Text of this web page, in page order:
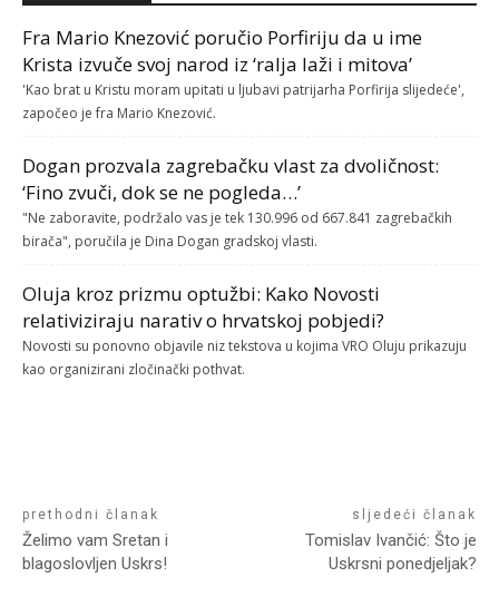
Fra Mario Knezović poručio Porfiriju da u ime
Krista izvuče svoj narod iz ‘ralja laži i mitova’
'Kao brat u Kristu moram upitati u ljubavi patrijarha Porfirija slijedeće',
započeo je fra Mario Knezović.
Dogan prozvala zagrebačku vlast za dvoličnost:
‘Fino zvuči, dok se ne pogleda…’
"Ne zaboravite, podržalo vas je tek 130.996 od 667.841 zagrebačkih
birača", poručila je Dina Dogan gradskoj vlasti.
Oluja kroz prizmu optužbi: Kako Novosti
relativiziraju narativ o hrvatskoj pobjedi?
Novosti su ponovno objavile niz tekstova u kojima VRO Oluju prikazuju
kao organizirani zločinački pothvat.
prethodni članak
Želimo vam Sretan i
blagoslovljen Uskrs!
sljedeći članak
Tomislav Ivančić: Što je
Uskrsni ponedjeljak?